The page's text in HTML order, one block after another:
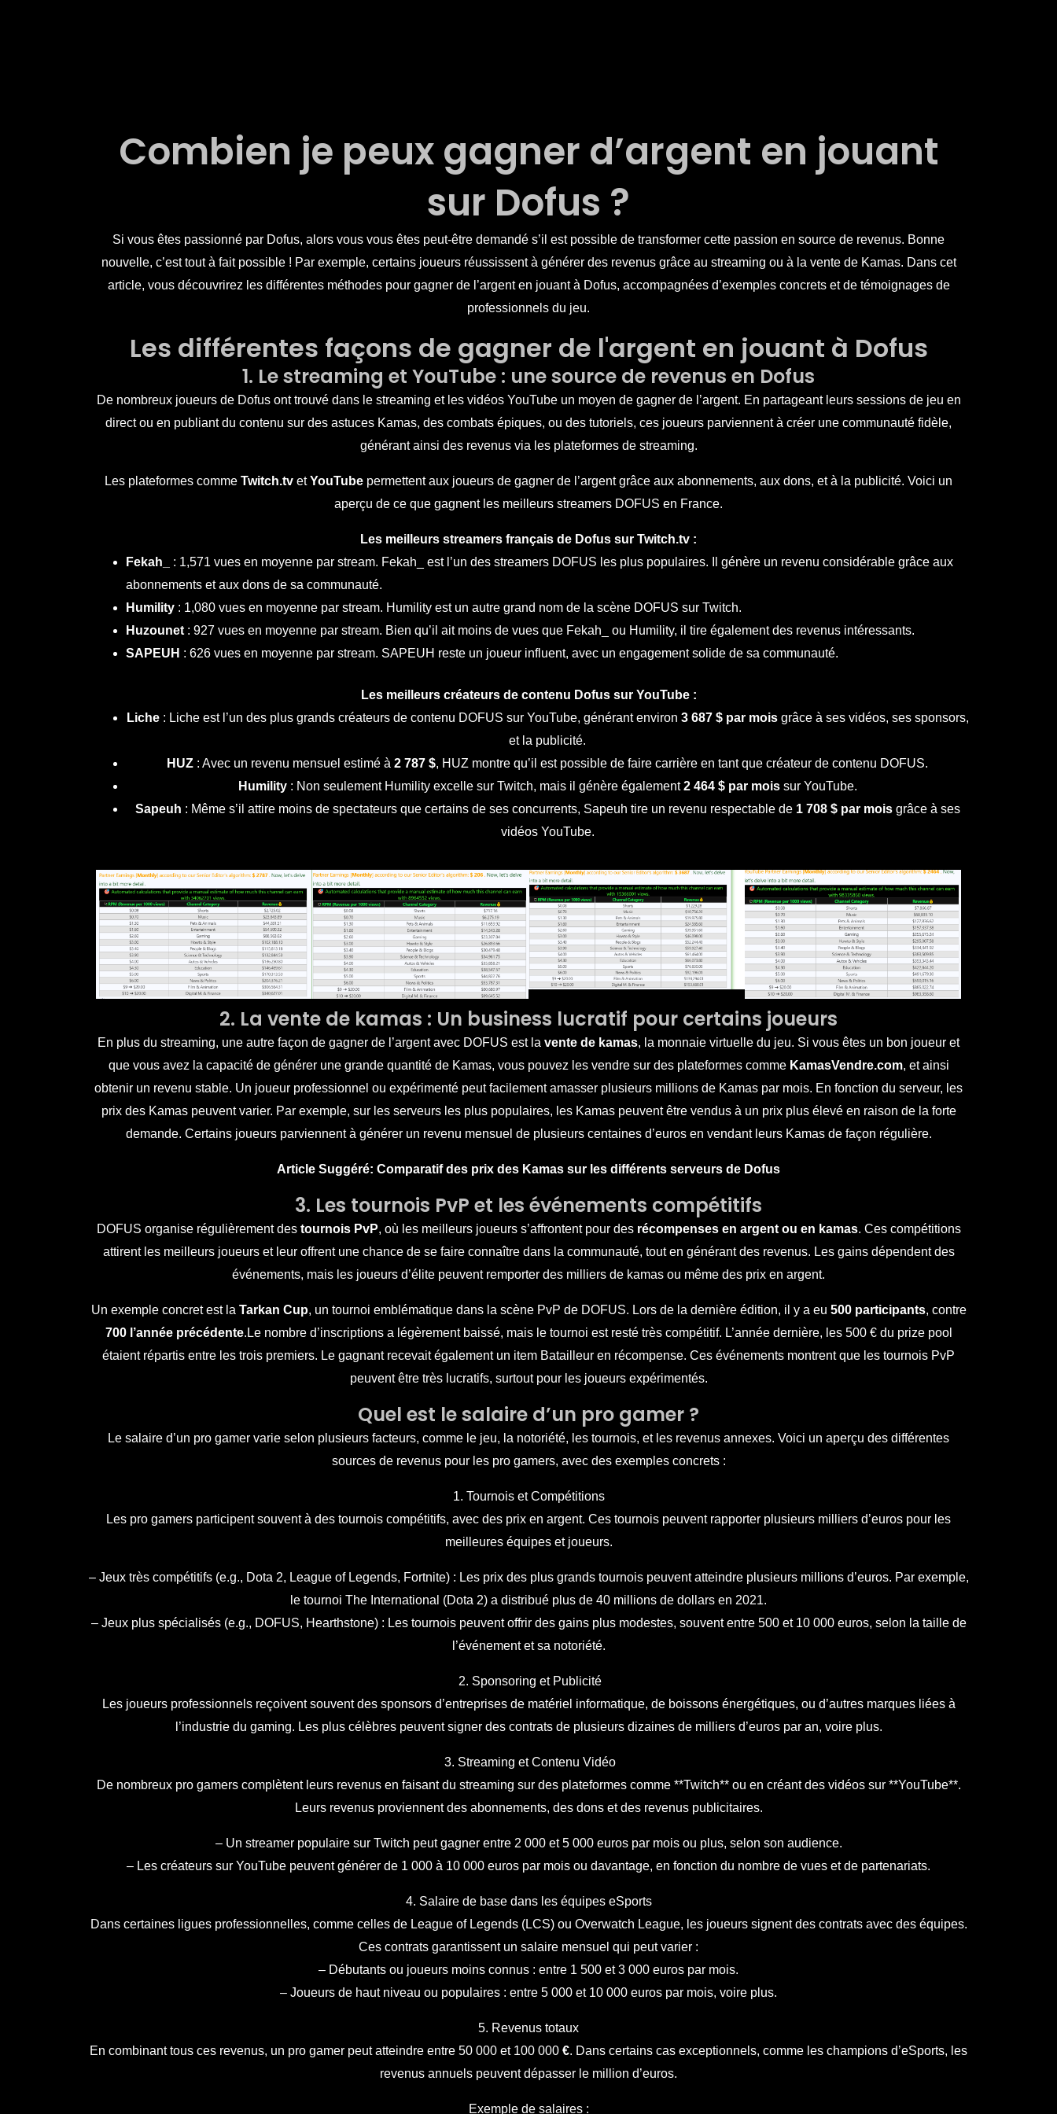
Combien je peux gagner d’argent en jouant
sur Dofus ?
Si vous êtes passionné par Dofus, alors vous vous êtes peut-être demandé s’il est possible de transformer cette passion en source de revenus. Bonne
nouvelle, c’est tout à fait possible ! Par exemple, certains joueurs réussissent à générer des revenus grâce au streaming ou à la vente de Kamas. Dans cet
article, vous découvrirez les différentes méthodes pour gagner de l’argent en jouant à Dofus, accompagnées d’exemples concrets et de témoignages de
professionnels du jeu.
Les différentes façons de gagner de l'argent en jouant à Dofus
1. Le streaming et YouTube : une source de revenus en Dofus
De nombreux joueurs de Dofus ont trouvé dans le streaming et les vidéos YouTube un moyen de gagner de l’argent. En partageant leurs sessions de jeu en
direct ou en publiant du contenu sur des astuces Kamas, des combats épiques, ou des tutoriels, ces joueurs parviennent à créer une communauté fidèle,
générant ainsi des revenus via les plateformes de streaming.
Les plateformes comme Twitch.tv etYouTube permettent aux joueurs de gagner de l’argent grâce aux abonnements, aux dons, et à la publicité. Voici un
aperçu de ce que gagnent les meilleurs streamers DOFUS en France.
Les meilleurs streamers français de Dofus sur Twitch.tv :
Fekah_
: 1,571 vues en moyenne par stream. Fekah_ est l’un des streamers DOFUS les plus populaires. Il génère un revenu considérable grâce aux
abonnements et aux dons de sa communauté.
Humility : 1,080 vues en moyenne par stream. Humility est un autre grand nom de la scène DOFUS sur Twitch.
Huzounet : 927 vues en moyenne par stream. Bien qu’il ait moins de vues que Fekah_ ou Humility, il tire également des revenus intéressants.
SAPEUH : 626 vues en moyenne par stream. SAPEUH reste un joueur influent, avec un engagement solide de sa communauté.
Les meilleurs créateurs de contenu Dofus sur YouTube :
Liche: Liche est l’un des plus grands créateurs de contenu DOFUS sur YouTube, générant environ 3 687 $ par moisgrâce à ses vidéos, ses sponsors,
et la publicité.
HUZ : Avec un revenu mensuel estimé à 2 787 $, HUZ montre qu’il est possible de faire carrière en tant que créateur de contenu DOFUS.
Humility: Non seulement Humility excelle sur Twitch, mais il génère également2 464 $ par moissur YouTube.
Sapeuh : Même s’il attire moins de spectateurs que certains de ses concurrents, Sapeuh tire un revenu respectable de 1 708 $ par moisgrâce à ses
vidéos YouTube.
2. La vente de kamas : Un business lucratif pour certains joueurs
En plus du streaming, une autre façon de gagner de l’argent avec DOFUS est la vente de kamas, la monnaie virtuelle du jeu. Si vous êtes un bon joueur et
que vous avez la capacité de générer une grande quantité de Kamas, vous pouvez les vendre sur des plateformes comme KamasVendre.com, et ainsi
obtenir un revenu stable. Un joueur professionnel ou expérimenté peut facilement amasser plusieurs millions de Kamas par mois. En fonction du serveur, les
prix des Kamas peuvent varier. Par exemple, sur les serveurs les plus populaires, les Kamas peuvent être vendus à un prix plus élevé en raison de la forte
demande. Certains joueurs parviennent à générer un revenu mensuel de plusieurs centaines d’euros en vendant leurs Kamas de façon régulière.
Article Suggéré: Comparatif des prix des Kamas sur les différents serveurs de Dofus
3. Les tournois PvP et les événements compétitifs
DOFUS organise régulièrement des tournois PvP, où les meilleurs joueurs s’affrontent pour des récompenses en argent ou en kamas. Ces compétitions
attirent les meilleurs joueurs et leur offrent une chance de se faire connaître dans la communauté, tout en générant des revenus. Les gains dépendent des
événements, mais les joueurs d’élite peuvent remporter des milliers de kamas ou même des prix en argent.
Un exemple concret est la Tarkan Cup, un tournoi emblématique dans la scène PvP de DOFUS. Lors de la dernière édition, il y a eu 500 participants, contre
700 l’année précédente.Le nombre d’inscriptions a légèrement baissé, mais le tournoi est resté très compétitif. L’année dernière, les 500 € du prize pool
étaient répartis entre les trois premiers. Le gagnant recevait également un item Batailleur en récompense. Ces événements montrent que les tournois PvP
peuvent être très lucratifs, surtout pour les joueurs expérimentés.
Quel est le salaire d’un pro gamer ?
Le salaire d’un pro gamer varie selon plusieurs facteurs, comme le jeu, la notoriété, les tournois, et les revenus annexes. Voici un aperçu des différentes
sources de revenus pour les pro gamers, avec des exemples concrets :
1. Tournois et Compétitions
Les pro gamers participent souvent à des tournois compétitifs, avec des prix en argent. Ces tournois peuvent rapporter plusieurs milliers d’euros pour les
meilleures équipes et joueurs.
– Jeux très compétitifs (e.g., Dota 2, League of Legends, Fortnite) : Les prix des plus grands tournois peuvent atteindre plusieurs millions d’euros. Par exemple,
le tournoi The International (Dota 2) a distribué plus de 40 millions de dollars en 2021.
– Jeux plus spécialisés (e.g., DOFUS, Hearthstone) : Les tournois peuvent offrir des gains plus modestes, souvent entre 500 et 10 000 euros, selon la taille de
l’événement et sa notoriété.
2. Sponsoring et Publicité
Les joueurs professionnels reçoivent souvent des sponsors d’entreprises de matériel informatique, de boissons énergétiques, ou d’autres marques liées à
l’industrie du gaming. Les plus célèbres peuvent signer des contrats de plusieurs dizaines de milliers d’euros par an, voire plus.
3. Streaming et Contenu Vidéo
De nombreux pro gamers complètent leurs revenus en faisant du streaming sur des plateformes comme **Twitch** ou en créant des vidéos sur **YouTube**.
Leurs revenus proviennent des abonnements, des dons et des revenus publicitaires.
– Un streamer populaire sur Twitch peut gagner entre 2 000 et 5 000 euros par mois ou plus, selon son audience.
– Les créateurs sur YouTube peuvent générer de 1 000 à 10 000 euros par mois ou davantage, en fonction du nombre de vues et de partenariats.
4. Salaire de base dans les équipes eSports
Dans certaines ligues professionnelles, comme celles de League of Legends (LCS) ou Overwatch League, les joueurs signent des contrats avec des équipes.
Ces contrats garantissent un salaire mensuel qui peut varier :
– Débutants ou joueurs moins connus : entre 1 500 et 3 000 euros par mois.
– Joueurs de haut niveau ou populaires : entre 5 000 et 10 000 euros par mois, voire plus.
5. Revenus totaux
En combinant tous ces revenus, un pro gamer peut atteindre entre 50 000 et 100 000 €. Dans certains cas exceptionnels, comme les champions d’eSports, les
revenus annuels peuvent dépasser le million d’euros.
Exemple de salaires :